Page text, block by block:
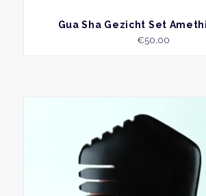
BEKIJK
Gua Sha Gezicht Set
€50,00